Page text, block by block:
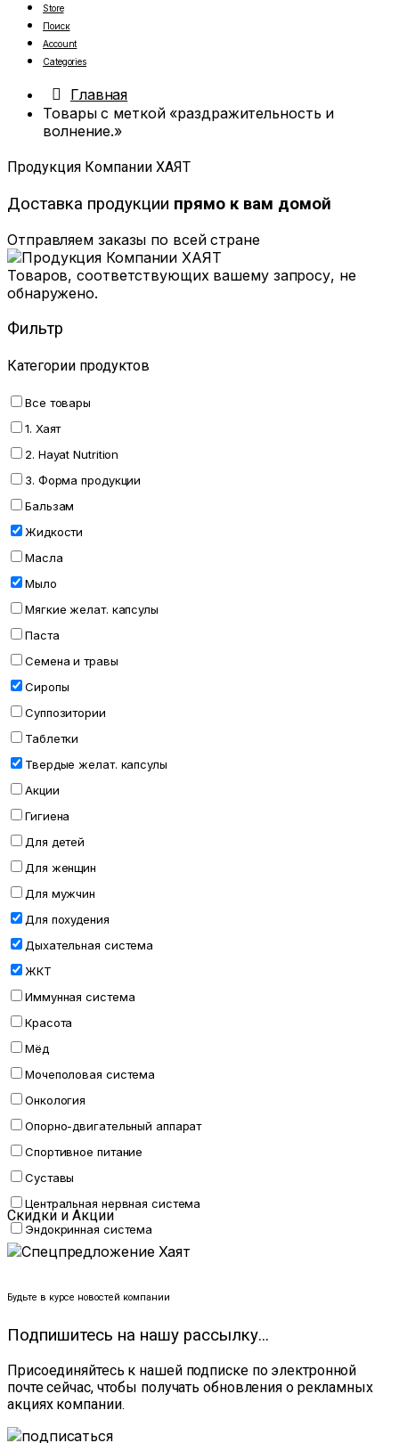
Store
Поиск
Account
Categories
Главная
Товары с меткой «раздражительность и
волнение.»
Продукция Компании ХАЯТ
Доставка продукции прямо к вам домой
Отправляем заказы по всей стране
Товаров, соответствующих вашему запросу, не
обнаружено.
Фильтр
Категории продуктов
Все товары
1. Хаят
2. Hayat Nutrition
3. Форма продукции
Бальзам
Жидкости
Масла
Мыло
Мягкие желат. капсулы
Паста
Семена и травы
Сиропы
Суппозитории
Таблетки
Твердые желат. капсулы
Акции
Гигиена
Для детей
Для женщин
Для мужчин
Для похудения
Дыхательная система
ЖКТ
Иммунная система
Красота
Мёд
Мочеполовая система
Онкология
Опорно-двигательный аппарат
Спортивное питание
Суставы
Центральная нервная система
Эндокринная система
Скидки и Акции
Будьте в курсе новостей компании
Подпишитесь на нашу рассылку...
Присоединяйтесь к нашей подписке по электронной
почте сейчас, чтобы получать обновления о рекламных
акциях компании.